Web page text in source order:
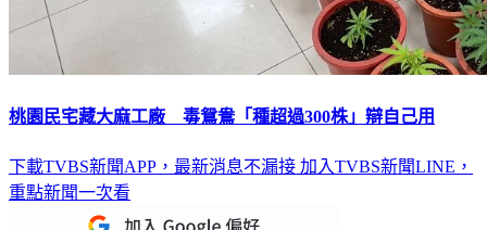
桃園民宅藏大麻工廠 毒鴛鴦「種超過300株」辯自己用
下載TVBS新聞APP，最新消息不漏接 加入TVBS新聞LINE，
重點新聞一次看